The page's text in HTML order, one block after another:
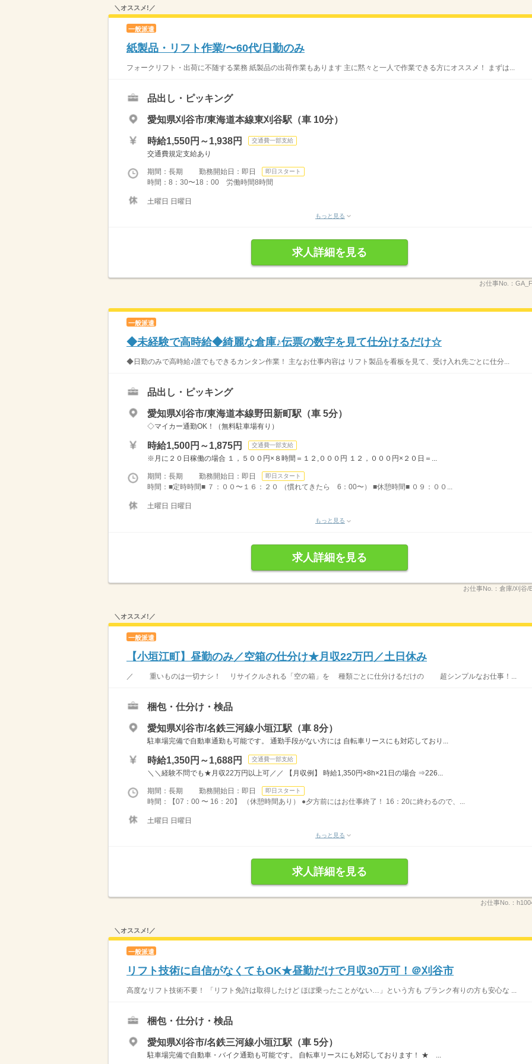
＼オススメ!／
一般派遣
紙製品・リフト作業/〜60代/日勤のみ
フォークリフト・出荷に不随する業務 紙製品の出荷作業もあります 主に黙々と一人で作業できる方にオススメ！ まずは...
品出し・ピッキング
愛知県刈谷市/東海道本線東刈谷駅（車 10分）
時給1,550円～1,938円 交通費一部支給
交通費規定支給あり
期間：長期 勤務開始日：即日 即日スタート
時間：8：30〜18：00 労働時間8時間
土曜日 日曜日
もっと見る
求人詳細を見る
お仕事No.：
一般派遣
◆未経験で高時給◆綺麗な倉庫♪伝票の数字を見て仕分けるだけ☆
◆日勤のみで高時給♪誰でもできるカンタン作業！ 主なお仕事内容は リフト製品を看板を見て、受け入れ先ごとに仕分...
品出し・ピッキング
愛知県刈谷市/東海道本線野田新町駅（車 5分）
◇マイカー通勤OK！（無料駐車場有り）
時給1,500円～1,875円 交通費一部支給
※月に２０日稼働の場合 １，５００円×８時間＝１２,０００円 １２，０００円×２０日＝...
期間：長期 勤務開始日：即日 即日スタート
時間：■定時時間■ ７：００〜１６：２０ （慣れてきたら 6：00〜） ■休憩時間■ ０９：００...
土曜日 日曜日
もっと見る
求人詳細を見る
お仕事No.： 倉庫/刈谷/
＼オススメ!／
一般派遣
【小垣江町】昼勤のみ／空箱の仕分け★月収22万円／土日休み
／ 重いものは一切ナシ！ リサイクルされる「空の箱」を 種類ごとに仕分けるだけの 超シンプルなお仕事！...
梱包・仕分け・検品
愛知県刈谷市/名鉄三河線小垣江駅（車 8分）
駐車場完備で自動車通勤も可能です。 通勤手段がない方には 自転車リースにも対応しており...
時給1,350円～1,688円 交通費一部支給
＼＼経験不問でも★月収22万円以上可／／ 【月収例】 時給1,350円×8h×21日の場合 ⇒226...
期間：長期 勤務開始日：即日 即日スタート
時間：【07：00 〜 16：20】 （休憩時間あり） ●夕方前にはお仕事終了！ 16：20に終わるので、...
土曜日 日曜日
もっと見る
求人詳細を見る
お仕事No.：
＼オススメ!／
一般派遣
リフト技術に自信がなくてもOK★昼勤だけで月収30万可！＠刈谷市
高度なリフト技術不要！ 「リフト免許は取得したけど ほぼ乗ったことがない…」という方も ブランク有りの方も安心な ...
梱包・仕分け・検品
愛知県刈谷市/名鉄三河線小垣江駅（車 5分）
駐車場完備で自動車・バイク通勤も可能です。 自転車リースにも対応しております！ ★ ...